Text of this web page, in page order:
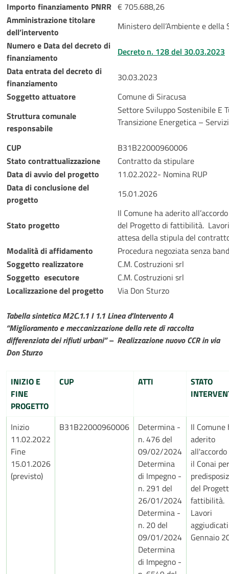
Importo finanziamento PNRR € 705.688,26
Amministrazione titolare
dell’intervento
Ministero dell’Ambiente e della
Numero e Data del decreto di
finanziamento
Decreto n. 128 del 30.03.2023
Data entrata del decreto di
finanziamento
30.03.2023
Soggetto attuatore
Comune di Siracusa
Struttura comunale
responsabile
Settore Sviluppo Sostenibile E
Transizione Energetica –
CUP
B31B22000960006
Stato contrattualizzazione
Contratto da stipulare
Data di avvio del progetto
11.02.2022- Nomina RUP
Data di conclusione del
progetto
15.01.2026
Stato progetto
Il Comune ha aderito
del Progetto di fattibilità.
attesa della stipula del
Modalità di affidamento
Procedura negoziata senza
Soggetto realizzatore
C.M. Costruzioni srl
Soggetto esecutore
C.M. Costruzioni srl
Localizzazione del progetto
Via Don Sturzo
Tabella sintetica M2C.1.1 I 1.1 Linea d’Intervento A
“Miglioramento e meccanizzazione della rete di raccolta
differenziata dei rifiuti urbani” – Realizzazione nuovo CCR in via
Don Sturzo
INIZIO E
FINE
PROGETTO
CUP ATTI
STATO
Inizio
11.02.2022
Fine
15.01.2026
(previsto)
B31B22000960006
Determina -
n. 476 del
09/02/2024
Determina
di Impegno -
n. 291 del
26/01/2024
Determina -
n. 20 del
09/01/2024
Determina
di Impegno -
Il Comune
aderito
il Conai
del
fattibilità.
Lavori
Gennaio